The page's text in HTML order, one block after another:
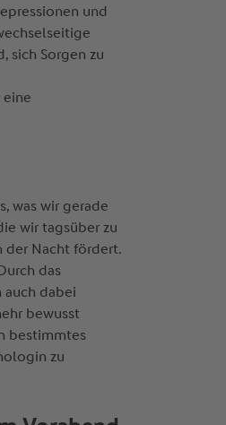
und
sich Sorgen zu
was wir gerade
wir tagsüber zu
der Nacht fördert.
das
auch dabei
bewusst
bestimmtes
zu